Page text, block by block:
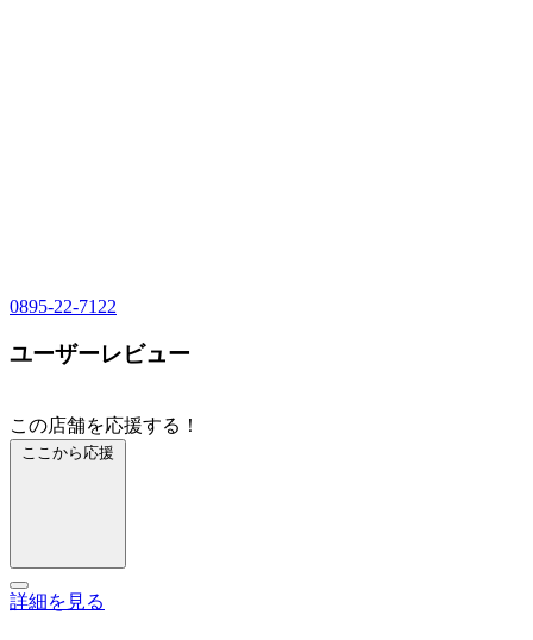
0895-22-7122
ユーザーレビュー
この店舗を応援する！
ここから応援
詳細を見る